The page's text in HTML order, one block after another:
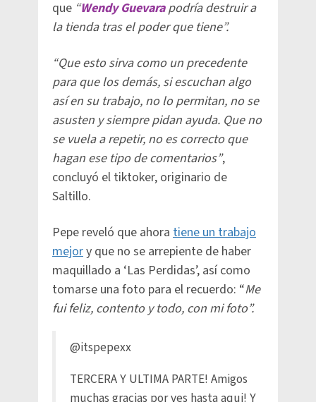
que “Wendy Guevarapodría destruir a
la tienda tras el poder que tiene”.
“Que esto sirva como un precedente
para que los demás, si escuchan algo
así en su trabajo, no lo permitan, no se
asusten y siempre pidan ayuda. Que no
se vuela a repetir, no es correcto que
hagan ese tipo de comentarios”,
concluyó el tiktoker, originario de
Saltillo.
Pepe reveló que ahora tiene un trabajo
mejory que no se arrepiente de haber
maquillado a ‘Las Perdidas’, así como
tomarse una foto para el recuerdo: “Me
fui feliz, contento y todo, con mi foto”.
@itspepexx
TERCERA Y ULTIMA PARTE! Amigos
muchas gracias por ves hasta aqui! Y